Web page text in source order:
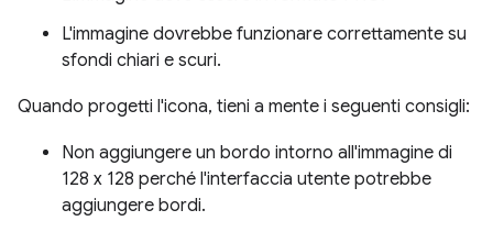
L'immagine dovrebbe funzionare correttamente su
sfondi chiari e scuri.
Quando progetti l'icona, tieni a mente i seguenti consigli:
Non aggiungere un bordo intorno all'immagine di
128 x 128 perché l'interfaccia utente potrebbe
aggiungere bordi.